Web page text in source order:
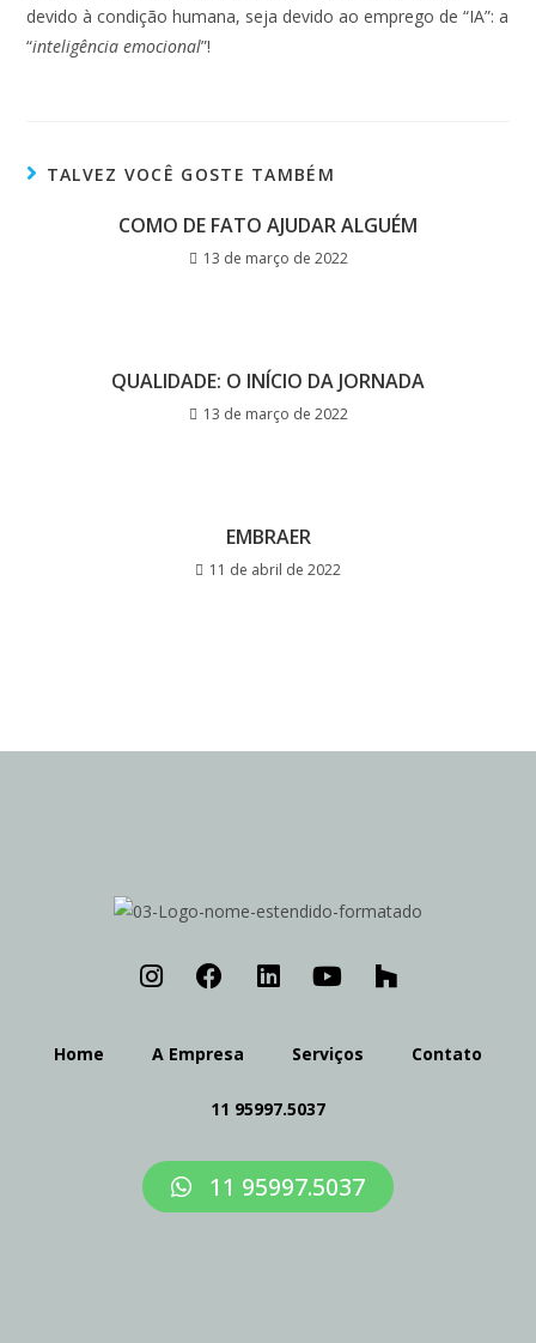
devido à condição humana, seja devido ao emprego de “IA”: a
“inteligência emocional”!
TALVEZ VOCÊ GOSTE TAMBÉM
COMO DE FATO AJUDAR ALGUÉM
13 de março de 2022
QUALIDADE: O INÍCIO DA JORNADA
13 de março de 2022
EMBRAER
11 de abril de 2022
Home A Empresa Serviços Contato
11 95997.5037
11 95997.5037